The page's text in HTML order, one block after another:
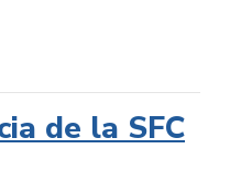
de la SFC